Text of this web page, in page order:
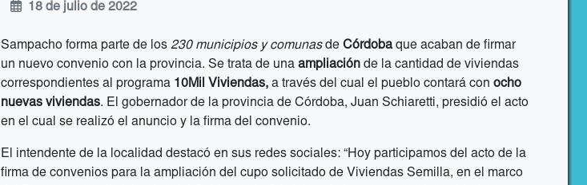
18 de julio de 2022
Sampacho forma parte de los 230 municipios y comunasde Córdobaque acaban de firmar
un nuevo convenio con la provincia. Se trata de una ampliación de la cantidad de viviendas
correspondientes al programa 10Mil Viviendas, a través del cual el pueblo contará con ocho
nuevas viviendas. El gobernador de la provincia de Córdoba, Juan Schiaretti, presidió el acto
en el cual se realizó el anuncio y la firma del convenio.
El intendente de la localidad destacó en sus redes sociales: “Hoy participamos del acto de la
firma de convenios para la ampliación del cupo solicitado de Viviendas Semilla, en el marco